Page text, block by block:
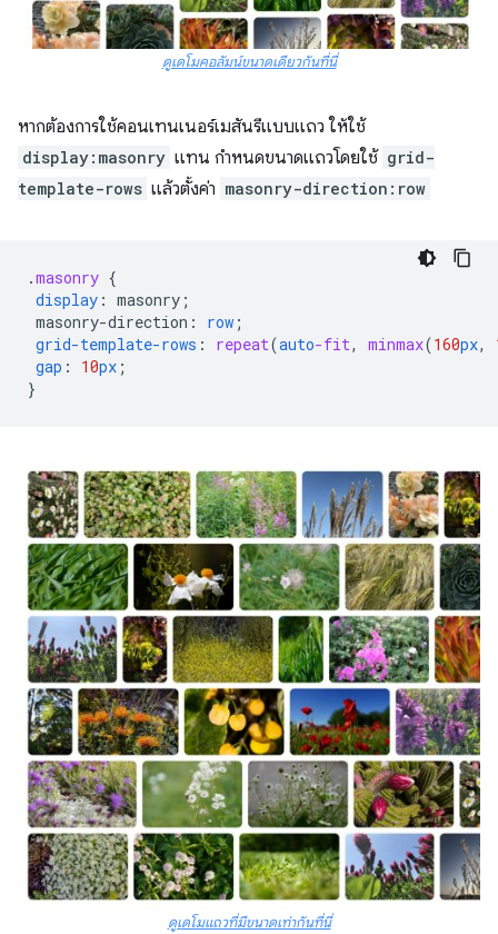
ดูเดโมคอลัมน์ขนาดเดียวกันที่นี่
หากต้องการใช้คอนเทนเนอร์เมสันรีแบบแถว ให้ใช้
display:masonry แทน กำหนดขนาดแถวโดยใช้ grid-
template-rows แล้วตั้งค่า masonry-direction:row
.masonry {
display : masonry ;
masonry-direction : row ;
grid-template-rows : repeat(auto-fit, minmax(160px,
gap : 10px ;
}
ดูเดโมแถวที่มีขนาดเท่ากันที่นี่